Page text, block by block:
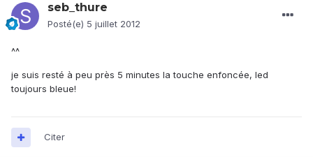
seb_thure
Posté(e) 5 juillet 2012
^^
je suis resté à peu près 5 minutes la touche enfoncée, led
toujours bleue!
Citer